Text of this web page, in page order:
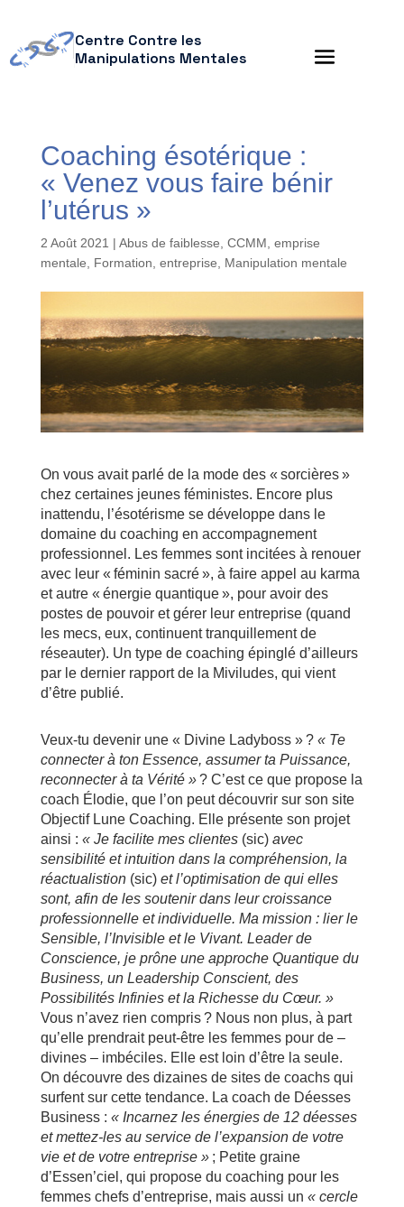
Centre Contre les
Manipulations Mentales
Coaching ésotérique :
« Venez vous faire bénir
l’utérus »
2 Août 2021 | Abus de faiblesse CCMM emprise
mentale
Formation, entreprise Manipulation mentale
On vous avait parlé de la mode des « sorcières »
chez certaines jeunes féministes. Encore plus
inattendu, l’ésotérisme se développe dans le
domaine du coaching en accompagnement
professionnel. Les femmes sont incitées à renouer
avec leur « féminin sacré », à faire appel au karma
et autre « énergie quantique », pour avoir des
postes de pouvoir et gérer leur entreprise (quand
les mecs, eux, continuent tranquillement de
réseauter). Un type de coaching épinglé d’ailleurs
par le dernier rapport de la Miviludes, qui vient
d’être publié.
Veux-tu devenir une « Divine Ladyboss » ? « Te
connecter à ton Essence, assumer ta Puissance,
reconnecter à ta Vérité »? C’est ce que propose la
coach Élodie, que l’on peut découvrir sur son site
Objectif Lune Coaching. Elle présente son projet
ainsi : « Je facilite mes clientes(sic) avec
sensibilité et intuition dans la compréhension, la
réactualistion(sic) et l’optimisation de qui elles
sont, afin de les soutenir dans leur croissance
professionnelle et individuelle. Ma mission : lier le
Sensible, l’Invisible et le Vivant. Leader de
Conscience, je prône une approche Quantique du
Business, un Leadership Conscient, des
Possibilités Infinies et la Richesse du Cœur. »
Vous n’avez rien compris ? Nous non plus, à part
qu’elle prendrait peut-être les femmes pour de –
divines – imbéciles. Elle est loin d’être la seule.
On découvre des dizaines de sites de coachs qui
surfent sur cette tendance. La coach de Déesses
Business : « Incarnez les énergies de 12 déesses
et mettez-les au service de l’expansion de votre
vie et de votre entreprise »; Petite graine
d’Essen’ciel, qui propose du coaching pour les
femmes chefs d’entreprise, mais aussi un « cercle